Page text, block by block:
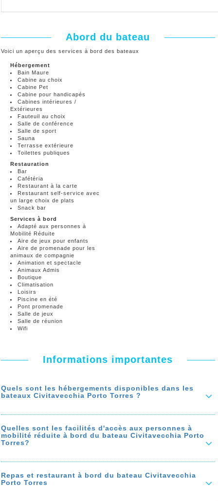
Abord du bateau
Voici un aperçu des services à bord des bateaux
Hébergement
Bain Maure
Cabine au choix
Cabine Pet
Cabine pour handicapés
Cabines intérieures /
Extérieures
Fauteuil au choix
Salle de conférence
Salle de sport
Sauna
Terrasse extérieure
Toilettes publiques
Restauration
Bar
Cafétéria
Restaurant à la carte
Restaurant self-service avec
un large choix de plats
Snack bar
Services à bord
Adapté aux personnes à
Mobilité Réduite
Aire de jeux pour enfants
Aire de promenade pour les
animaux de compagnie
Animation et spectacle
Animaux Admis
Boutique
Climatisation
Loisirs
Piscine en été
Pont promenade
Salle de jeux
Salle de réunion
Wifi
Informations importantes
Quels sont les hébergements disponibles dans les
bateaux Civitavecchia Porto Torres ?
entre les hébergements suivants: Les cabines privées (doubles,
couchettes, les fauteuils, les sièges,
Le prix des cabines varient selon leurs tailles et leurs situations sur
En savoir plus sur 'Quels sont les hébergements disponibles dans
Quelles sont les facilités d'accès aux personnes à
mobilité réduite à bord du bateau Civitavecchia Porto
Torres?
mobilité réduite: Ils sont équipés de moyens pour faciliter l’accès
Vous retrouvez dans chaque bateau des
Repas et restaurant à bord du bateau Civitavecchia
Porto Torres